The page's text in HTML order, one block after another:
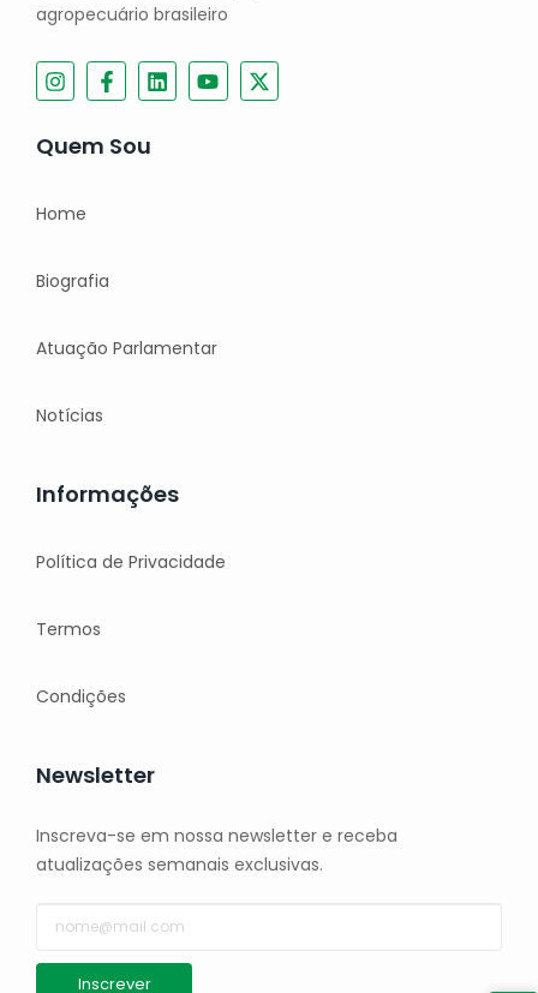
agropecuário brasileiro
Quem Sou
Home
Biografia
Atuação Parlamentar
Notícias
Informações
Política de Privacidade
Termos
Condições
Newsletter
Inscreva-se em nossa newsletter e receba
atualizações semanais exclusivas.
Inscrever